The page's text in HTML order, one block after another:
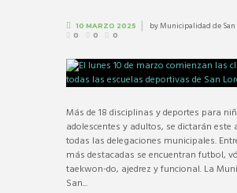
10 MARZO 2025 byMunicipalidad de San
0 0 0
Más de 18 disciplinas y deportes para
adolescentes y adultos, se dictarán este
todas las delegaciones municipales.
más destacadas se encuentran futbol,
taekwon-do, ajedrez y funcional. La
San...